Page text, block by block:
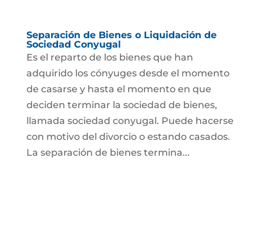
Separación de Bienes o Liquidación de
Sociedad Conyugal
Es el reparto de los bienes que han
adquirido los cónyuges desde el momento
de casarse y hasta el momento en que
deciden terminar la sociedad de bienes,
llamada sociedad conyugal. Puede hacerse
con motivo del divorcio o estando casados.
La separación de bienes termina...